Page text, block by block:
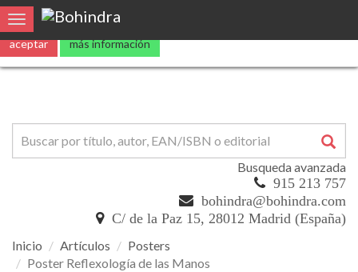
Utilizamoscookies propias y de terceros para mejorar nuestros
aceptar más información
Toggle navigation
Busqueda avanzada
915 213 757
bohindra@bohindra.com
C/ de la Paz 15, 28012 Madrid (España)
Inicio Artículos
Posters
Poster Reflexología de las Manos